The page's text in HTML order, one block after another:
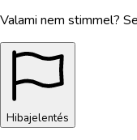
Valami nem stimmel?
Hibajelentés